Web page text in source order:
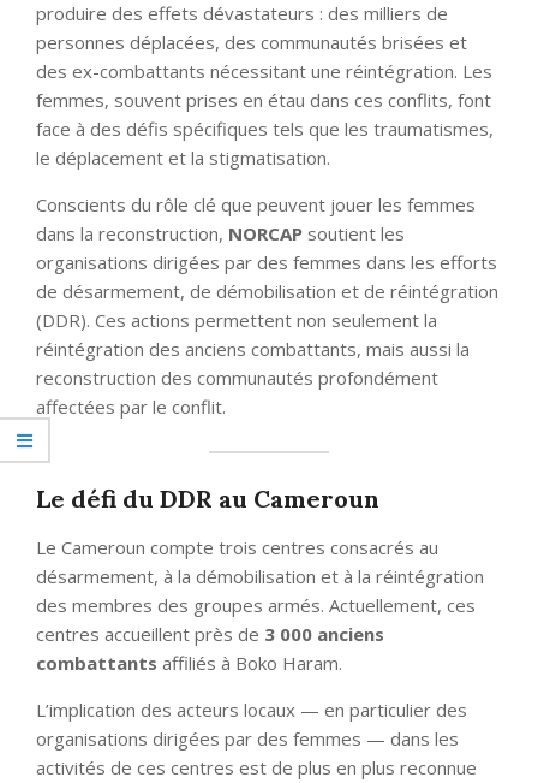
produire des effets dévastateurs : des milliers de
personnes déplacées, des communautés brisées et
des ex-combattants nécessitant une réintégration. Les
femmes, souvent prises en étau dans ces conflits, font
face à des défis spécifiques tels que les traumatismes,
le déplacement et la stigmatisation.
Conscients du rôle clé que peuvent jouer les femmes
dans la reconstruction, NORCAP soutient les
organisations dirigées par des femmes dans les efforts
de désarmement, de démobilisation et de réintégration
(DDR). Ces actions permettent non seulement la
réintégration des anciens combattants, mais aussi la
reconstruction des communautés profondément
affectées par le conflit.
Le défi du DDR au Cameroun
Le Cameroun compte trois centres consacrés au
désarmement, à la démobilisation et à la réintégration
des membres des groupes armés. Actuellement, ces
centres accueillent près de 3 000 anciens
combattants affiliés à Boko Haram.
L’implication des acteurs locaux — en particulier des
organisations dirigées par des femmes — dans les
activités de ces centres est de plus en plus reconnue